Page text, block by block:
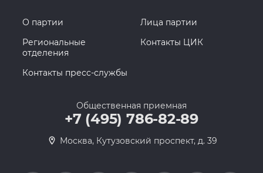
О партии
Лица партии
Региональные
отделения
Контакты ЦИК
Контакты пресс-службы
Общественная приемная
+7 (495) 786-82-89
Москва, Кутузовский проспект, д. 39